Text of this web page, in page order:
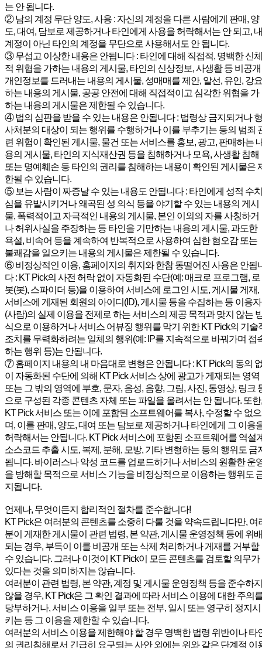
는 안 됩니다.
② 남의 계정 무단 양도, 사용 : 자신의 계정을 다른 사람에게 판매, 양
도, 대여, 담보로 제공하거나 타인에게 사용을 허락해서는 안 되고, 내
계정이 아닌 타인의 계정을 무단으로 사용해서도 안 됩니다.
③ 무섭고 이상한 내용은 안됩니다 : 타인에 대해 직접적, 명백한 신체
적 위협을 가하는 내용의 게시물, 타인의 신상정보, 사생활 등 비공개
개인정보를 드러내는 내용의 게시물, 성매매를 제안, 알선, 유인, 강요
하는 내용의 게시물, 공공 안전에 대해 직접적이고 심각한 위협을 가
하는 내용의 게시물은 제한될 수 있습니다.
④ 법의 심판을 받을 수 있는 내용은 안됩니다 : 법령상 금지되거나 형
사처분의 대상이 되는 행위를 수행하거나 이를 부추기는 등의 범죄
련 위험이 확인된 게시물, 물건 또는 서비스를 홍보, 광고, 판매하는
용의 게시물, 타인의 지식재산권 등을 침해하거나 모욕, 사생활 침해
또는 명예훼손 등 타인의 권리를 침해하는 내용이 확인된 게시물은
한될 수 있습니다.
⑤ 보는 사람이 짜증날 수 있는 내용도 안됩니다 : 타인에게 성적 수치
심을 유발시키거나 왜곡된 성 의식 등을 야기할 수 있는 내용의 게시
물, 폭력적이고 자극적인 내용의 게시물, 본인 이외의 자를 사칭하거
나 허위사실을 주장하는 등 타인을 기만하는 내용의 게시물, 과도한
욕설, 비속어 등을 계속하여 반복적으로 사용하여 심한 혐오감 또는
불쾌감을 일으키는 내용의 게시물은 제한될 수 있습니다.
⑥ 비정상적인 이용, 홈페이지의 취지와 한참 동떨어진 사용은 안됩
다 : KT Pick의 사전 허락 없이 자동화된 수단(예: 매크로 프로그램, 로
봇(봇), 스파이더 등)을 이용하여 서비스에 로그인 시도, 게시물 게재,
서비스에 게재된 회원의 아이디(ID), 게시물 등을 수집하는 등 이용자
(사람)의 실제 이용을 전제로 하는 서비스의 제공 목적과 맞지 않는
식으로 이용하거나 서비스 어뷰징 행위를 막기 위한 KT Pick의 기술
조치를 무력화하려는 일체의 행위(예: IP를 지속적으로 바꿔가며 접
하는 행위 등)는 안됩니다.
⑦ 홈페이지 내용의 내 마음대로 변형은 안됩니다 : KT Pick의 동의
이 자동화된 수단에 의해 KT Pick 서비스 상에 광고가 게재되는 영역
또는 그 밖의 영역에 부호, 문자, 음성, 음향, 그림, 사진, 동영상, 링크
으로 구성된 각종 콘텐츠 자체 또는 파일을 올려서는 안 됩니다. 또한,
KT Pick 서비스 또는 이에 포함된 소프트웨어를 복사, 수정할 수 없으
며, 이를 판매, 양도, 대여 또는 담보로 제공하거나 타인에게 그 이용
허락해서는 안됩니다. KT Pick 서비스에 포함된 소프트웨어를 역설
소스코드 추출 시도, 복제, 분해, 모방, 기타 변형하는 등의 행위도 금
됩니다. 바이러스나 악성 코드를 업로드하거나 서비스의 원활한 운
을 방해할 목적으로 서비스 기능을 비정상적으로 이용하는 행위도
지됩니다.
언제나, 무엇이든지 합리적인 절차를 준수합니다!
KT Pick은 여러분의 콘텐츠를 소중히 다룰 것을 약속드립니다만, 여
분이 게재한 게시물이 관련 법령, 본 약관, 게시물 운영정책 등에 위배
되는 경우, 부득이 이를 비공개 또는 삭제 처리하거나 게재를 거부할
수 있습니다. 그러나 이것이 KT Pick이 모든 콘텐츠를 검토할 의무가
있다는 것을 의미하지는 않습니다.
여러분이 관련 법령, 본 약관, 계정 및 게시물 운영정책 등을 준수하지
않을 경우, KT Pick은 그 확인 결과에 따라 서비스 이용에 대한 주의
당부하거나, 서비스 이용을 일부 또는 전부, 일시 또는 영구히 정지시
키는 등 그 이용을 제한할 수 있습니다.
여러분의 서비스 이용을 제한해야 할 경우 명백한 법령 위반이나 타
의 권리침해로서 긴급히 요구되는 사안 외에는 위와 같은 단계적 이